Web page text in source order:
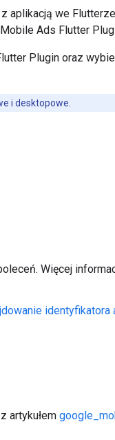
z aplikacją we
Ads Flutter
Plugin oraz
i desktopowe.
Więcej
identyfikatora
artykułem